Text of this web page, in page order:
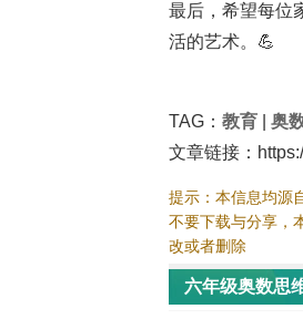
最后，希望每位
活的艺术。💪
TAG： 教育 奥
文章链接：
提示：本信息均源
不要下载与分享，
改或者删除
六年级奥数思